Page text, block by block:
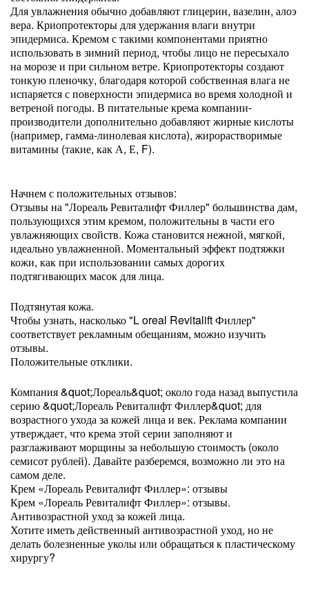
Для увлажнения обычно добавляют глицерин, вазелин, алоэ
вера. Криопротекторы для удержания влаги внутри
эпидермиса. Кремом с такими компонентами приятно
использовать в зимний период, чтобы лицо не пересыхало
на морозе и при сильном ветре. Криопротекторы создают
тонкую пленочку, благодаря которой собственная влага не
испаряется с поверхности эпидермиса во время холодной и
ветреной погоды. В питательные крема компании-
производители дополнительно добавляют жирные кислоты
(например, гамма-линолевая кислота), жирорастворимые
витамины (такие, как А, Е, F).
Начнем с положительных отзывов:
Отзывы на "Лореаль Ревиталифт Филлер" большинства дам,
пользующихся этим кремом, положительны в части его
увлажняющих свойств. Кожа становится нежной, мягкой,
идеально увлажненной. Моментальный эффект подтяжки
кожи, как при использовании самых дорогих
подтягивающих масок для лица.
Подтянутая кожа.
Чтобы узнать, насколько "L oreal Revitalift Филлер"
соответствует рекламным обещаниям, можно изучить
отзывы.
Положительные отклики.
Компания &quot;Лореаль&quot; около года назад выпустила
серию &quot;Лореаль Ревиталифт Филлер&quot; для
возрастного ухода за кожей лица и век. Реклама компании
утверждает, что крема этой серии заполняют и
разглаживают морщины за небольшую стоимость (около
семисот рублей). Давайте разберемся, возможно ли это на
самом деле.
Крем «Лореаль Ревиталифт Филлер»: отзывы
Крем «Лореаль Ревиталифт Филлер»: отзывы.
Антивозрастной уход за кожей лица.
Хотите иметь действенный антивозрастной уход, но не
делать болезненные уколы или обращаться к пластическому
хирургу?